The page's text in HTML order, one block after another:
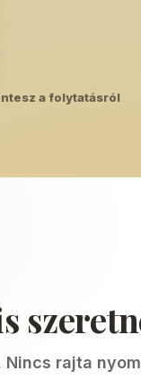
a folytatásról
rajta